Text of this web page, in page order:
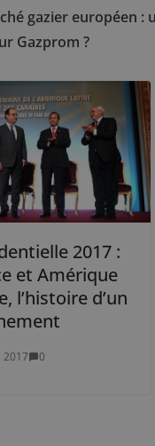
gazier européen :
Gazprom ?
2017 :
et Amérique
l’histoire d’un
2017 0